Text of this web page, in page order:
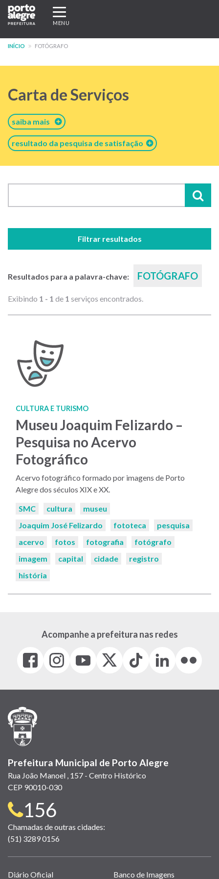
Pular
para
conteúdo
Expandir/recolher
navegação
MENU
INÍCIO FOTÓGRAFO
Carta de Serviços
saiba mais
resultado da pesquisa de satisfação
Filtrar resultados
Resultados para a palavra-chave: FOTÓGRAFO
Exibindo 1 - 1 de 1 serviços encontrados.
CULTURA E TURISMO
Museu Joaquim Felizardo –
Pesquisa no Acervo
Fotográfico
Acervo fotográfico formado por imagens de Porto
Alegre dos séculos XIX e XX.
Palavras-
SMC cultura
museu
Joaquim José Felizardo
fototeca
pesquisa
acervo
fotos fotografia
fotógrafo
imagem
capital cidade
registro
história
Acompanhe a prefeitura nas redes
Facebook
(link
em
janela)
Instagram
(link
em
(link
em
(Antigo
(link
Tiktok
(link
em
LinkedIn
(link
em
(link
em
Prefeitura Municipal de Porto Alegre
Rua João Manoel , 157 - Centro Histórico
CEP 90010-030
Telefone
para
contato:
156
Chamadas de outras cidades:
(51) 3289 0156
Links
Diário Oficial Banco de Imagens